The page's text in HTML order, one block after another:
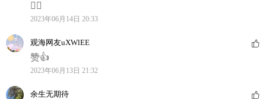
👍🏻
2023年06月14日 20:33
观海网友uXWlEE
赞👍
2023年06月13日 21:32
余生无期待